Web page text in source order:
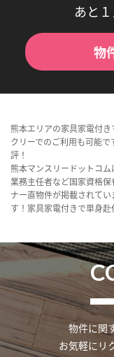
あと
物
熊本エリアの家具家電付
クリーでのご利用も可能
評！
熊本マンスリードットコ
業務主任者など国家資格
ナー直物件が掲載されて
す！家具家電付きで単身赴
物件に関
お気軽にリ